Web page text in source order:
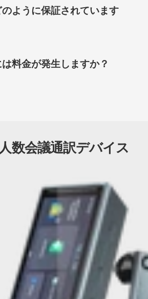
W4 Pro AI通
売T1 ハンドヘルド翻訳機
ように保証されています
料金が発生しますか？
数会議通訳デバイス